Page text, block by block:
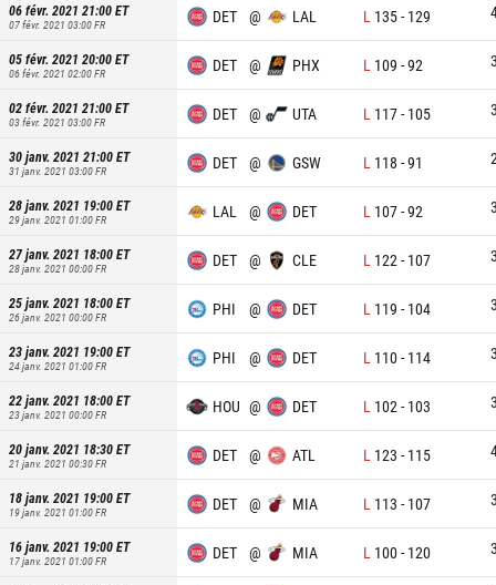
06 févr. 2021 21:00ET
07 févr. 2021 03:00FR DET @ LAL L 135- 129
05 févr. 2021 20:00ET
06 févr. 2021 02:00FR DET @ PHX L 109 -92
02 févr. 2021 21:00ET
03 févr. 2021 03:00FR DET @ UTA L 117- 105
30 janv. 2021 21:00ET
31 janv. 2021 03:00FR DET @ GSW L 118 -91
28 janv. 2021 19:00ET
29 janv. 2021 01:00FR LAL @ DET L 107-92
27 janv. 2021 18:00ET
28 janv. 2021 00:00FR DET @ CLE L 122 - 107
25 janv. 2021 18:00ET
26 janv. 2021 00:00FR PHI @ DET L 119 - 104
23 janv. 2021 19:00ET
24 janv. 2021 01:00FR PHI @ DET L 110- 114
22 janv. 2021 18:00ET
23 janv. 2021 00:00FR HOU @ DET L 102 - 103
20 janv. 2021 18:30ET
21 janv. 2021 00:30FR DET @ ATL L 123 - 115
18 janv. 2021 19:00ET
19 janv. 2021 01:00FR DET @ MIA L 113 - 107
16 janv. 2021 19:00ET
17 janv. 2021 01:00FR DET @ MIA L 100- 120